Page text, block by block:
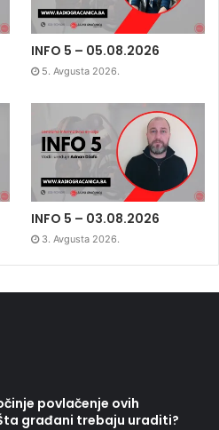
INFO 5 – 05.08.2026
5. Avgusta 2026.
INFO 5 – 03.08.2026
3. Avgusta 2026.
povlačenje ovih
građani trebaju uraditi?